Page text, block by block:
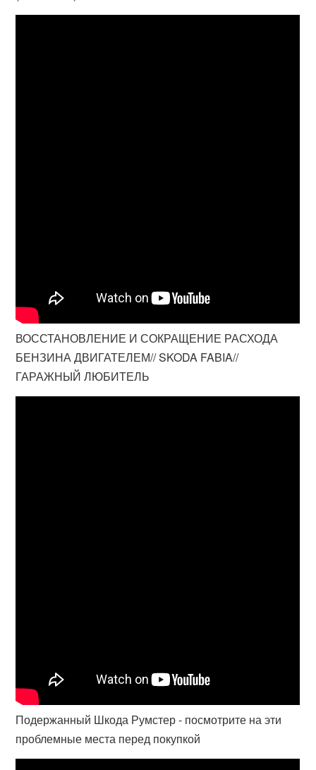
ВОССТАНОВЛЕНИЕ И СОКРАЩЕНИЕ РАСХОДА
БЕНЗИНА ДВИГАТЕЛЕМ// SKODA FABIA//
ГАРАЖНЫЙ ЛЮБИТЕЛЬ
Подержанный Шкода Румстер - посмотрите на эти
проблемные места перед покупкой